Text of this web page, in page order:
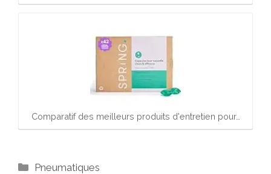
Comparatif des meilleurs produits d'entretien pour…
Catégories
Pneumatiques